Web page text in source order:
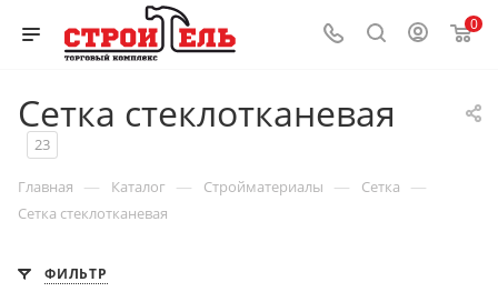
0
Сетка стеклотканевая
23
Главная — Каталог — Стройматериалы — Сетка —
Сетка стеклотканевая
ФИЛЬТР